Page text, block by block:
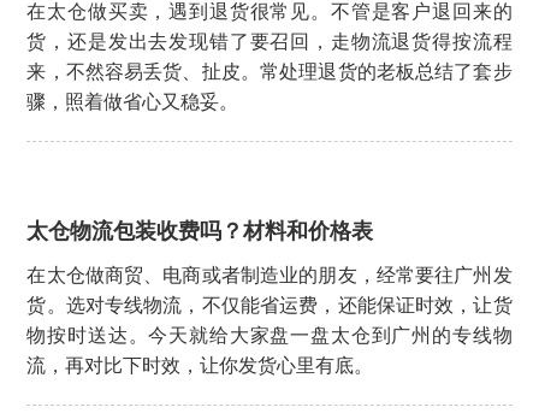
在太仓做买卖，遇到退货很常见。不管是客户退回来的
货，还是发出去发现错了要召回，走物流退货得按流程
来，不然容易丢货、扯皮。常处理退货的老板总结了套步
骤，照着做省心又稳妥。
太仓物流包装收费吗？材料和价格表
在太仓做商贸、电商或者制造业的朋友，经常要往广州发
货。选对专线物流，不仅能省运费，还能保证时效，让货
物按时送达。今天就给大家盘一盘太仓到广州的专线物
流，再对比下时效，让你发货心里有底。